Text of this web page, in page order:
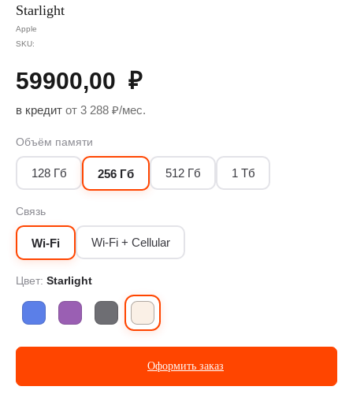
Starlight
Apple
SKU:
59900,00 ₽
в кредит от 3 288 ₽/мес.
Объём памяти
128 Гб 256 Гб 512 Гб 1 Тб
Связь
Wi-Fi Wi-Fi + Cellular
Цвет: Starlight
Оформить заказ